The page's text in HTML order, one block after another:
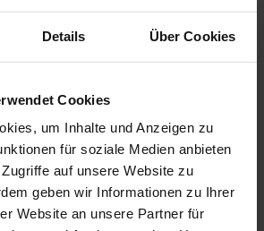
Details Über Cookies
Cookies
um Inhalte und Anzeigen zu
für soziale Medien anbieten
auf unsere Website zu
geben wir Informationen zu Ihrer
Website an unsere Partner für